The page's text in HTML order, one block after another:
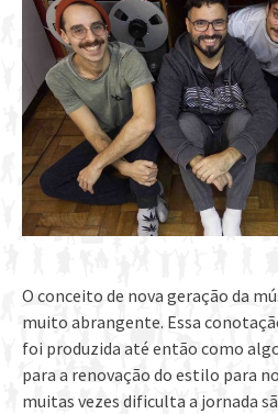
O conceito de nova geração da
muito abrangente. Essa
foi produzida até então como
para a renovação do estilo para
muitas vezes dificulta a jornada